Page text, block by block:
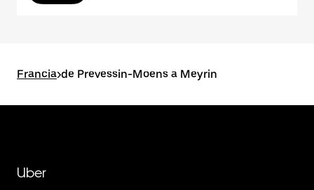
Francia>de Prevessin-Moens a Meyrin
Uber